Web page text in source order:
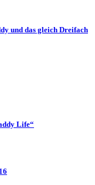
und das gleich Dreifach
Life“